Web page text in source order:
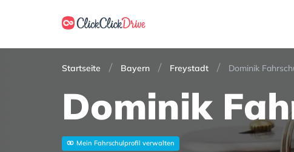
Startseite Bayern Freystadt Dominik
Dominik
Mein Fahrschulprofil verwalten